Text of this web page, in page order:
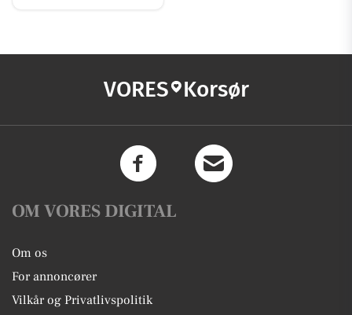
VORES Korsør
OM VORES DIGITAL
Om os
For annoncører
Vilkår og Privatlivspolitik